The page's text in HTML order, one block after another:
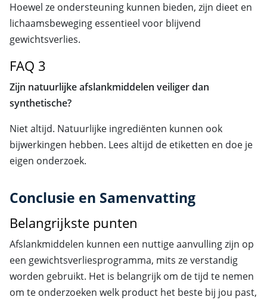
Hoewel ze ondersteuning kunnen bieden, zijn dieet en
lichaamsbeweging essentieel voor blijvend
gewichtsverlies.
FAQ 3
Zijn natuurlijke afslankmiddelen veiliger dan
synthetische?
Niet altijd. Natuurlijke ingrediënten kunnen ook
bijwerkingen hebben. Lees altijd de etiketten en doe je
eigen onderzoek.
Conclusie en Samenvatting
Belangrijkste punten
Afslankmiddelen kunnen een nuttige aanvulling zijn op
een gewichtsverliesprogramma, mits ze verstandig
worden gebruikt. Het is belangrijk om de tijd te nemen
om te onderzoeken welk product het beste bij jou past,